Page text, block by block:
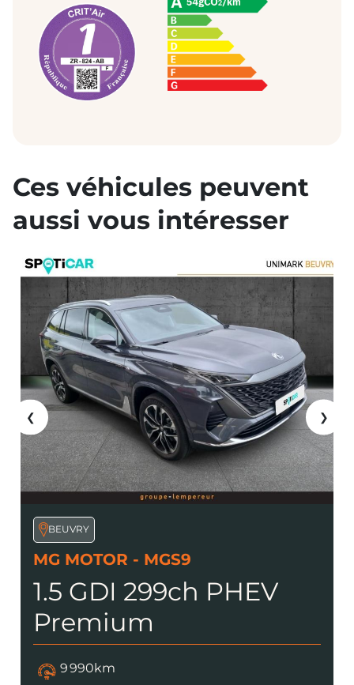
Ces véhicules peuvent
aussi vous intéresser
❮
BEUVRY
MG MOTOR - MGS9
1.5 GDI 299ch PHEV
Premium
9 990km
❯